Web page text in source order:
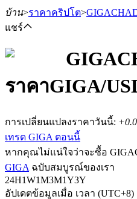
ฟิวเจอร์ส
บ้าน>ราคาคริปโต>
แชร์
ราคาGIGA/
การเปลี่ยนแปลงราคาวันนี้:
เทรด GIGA ตอนนี้
หากคุณไม่แน่ใจว่าจะซื้อ
GIGA ฉบับสมบูรณ์ของเรา
24H1W1M3M1Y3Y
อัปเดตข้อมูลเมื่อ เวลา (UTC+8)